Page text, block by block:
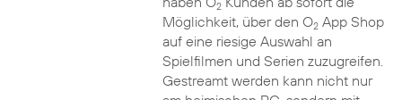
2
Möglichkeit, über den O2App Shop
auf eine riesige Auswahl an
Spielfilmen und Serien zuzugreifen.
Gestreamt werden kann nicht nur